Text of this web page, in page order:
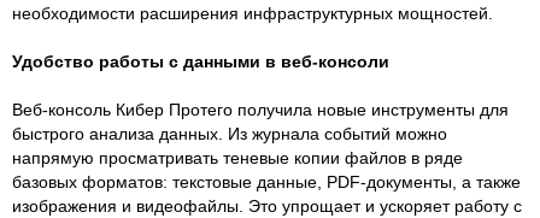
необходимости расширения инфраструктурных мощностей.
Удобство работы с данными в веб-консоли
Веб-консоль Кибер Протего получила новые инструменты для
быстрого анализа данных. Из журнала событий можно
напрямую просматривать теневые копии файлов в ряде
базовых форматов: текстовые данные, PDF-документы, а также
изображения и видеофайлы. Это упрощает и ускоряет работу с